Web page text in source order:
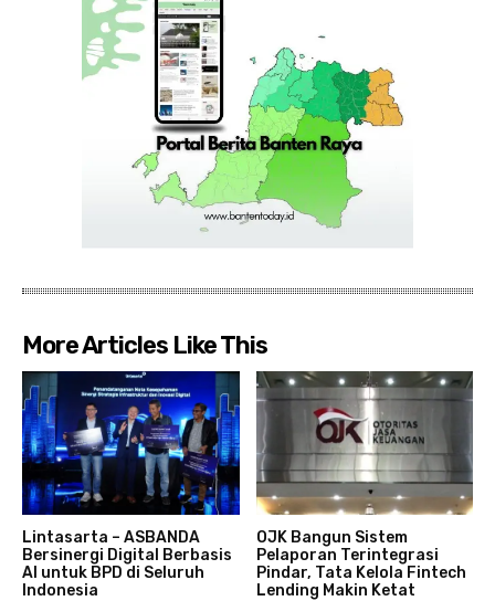
More Articles Like This
Lintasarta – ASBANDA
Bersinergi Digital Berbasis
AI untuk BPD di Seluruh
Indonesia
OJK Bangun Sistem
Pelaporan Terintegrasi
Pindar, Tata Kelola Fintech
Lending Makin Ketat